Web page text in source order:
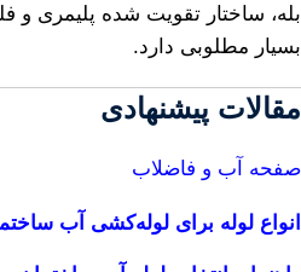
بله، ساختار تقویت شده پلیمری و
بسیار مطلوبی دارد.
مقالات پیشنهادی
صفحه آب و فاضلاب
انواع لوله برای لوله‌کشی آب